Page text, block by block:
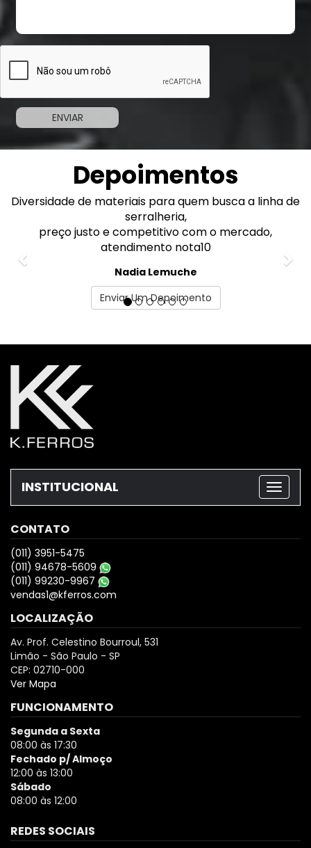
Depoimentos
Diversidade de materiais para quem busca a linha de
serralheria,
preço justo e competitivo com o mercado,
atendimento nota10
Nadia Lemuche
Previous
Enviar Um Depoimento
INSTITUCIONAL
CONTATO
(011) 3951-5475
(011) 94678-5609
(011) 99230-9967
vendas1@kferros.com
LOCALIZAÇÃO
Av. Prof. Celestino Bourroul, 531
Limão - São Paulo - SP
CEP: 02710-000
Ver Mapa
FUNCIONAMENTO
Segunda a Sexta
08:00 às 17:30
Fechado p/ Almoço
12:00 às 13:00
Sábado
08:00 às 12:00
REDES SOCIAIS